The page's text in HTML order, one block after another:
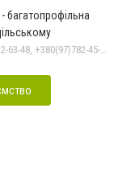
багатопрофільна